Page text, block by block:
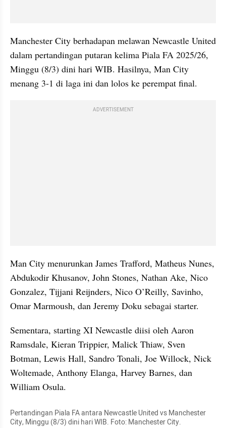
Manchester City berhadapan melawan Newcastle United
dalam pertandingan putaran kelima Piala FA 2025/26,
Minggu (8/3) dini hari WIB. Hasilnya, Man City
menang 3-1 di laga ini dan lolos ke perempat final.
ADVERTISEMENT
Man City menurunkan James Trafford, Matheus Nunes,
Abdukodir Khusanov, John Stones, Nathan Ake, Nico
Gonzalez, Tijjani Reijnders, Nico O’Reilly, Savinho,
Omar Marmoush, dan Jeremy Doku sebagai starter.
Sementara, starting XI Newcastle diisi oleh Aaron
Ramsdale, Kieran Trippier, Malick Thiaw, Sven
Botman, Lewis Hall, Sandro Tonali, Joe Willock, Nick
Woltemade, Anthony Elanga, Harvey Barnes, dan
William Osula.
Pertandingan Piala FA antara Newcastle United vs Manchester
City, Minggu (8/3) dini hari WIB. Foto: Manchester City.